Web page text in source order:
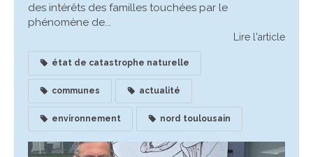
des intérêts des familles touchées par le
phénomène de...
Lire l'article
état de catastrophe naturelle
communes actualité
environnement nord toulousain